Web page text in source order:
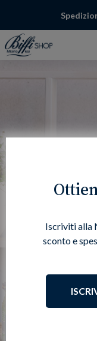
Iscriviti alla
sconto e